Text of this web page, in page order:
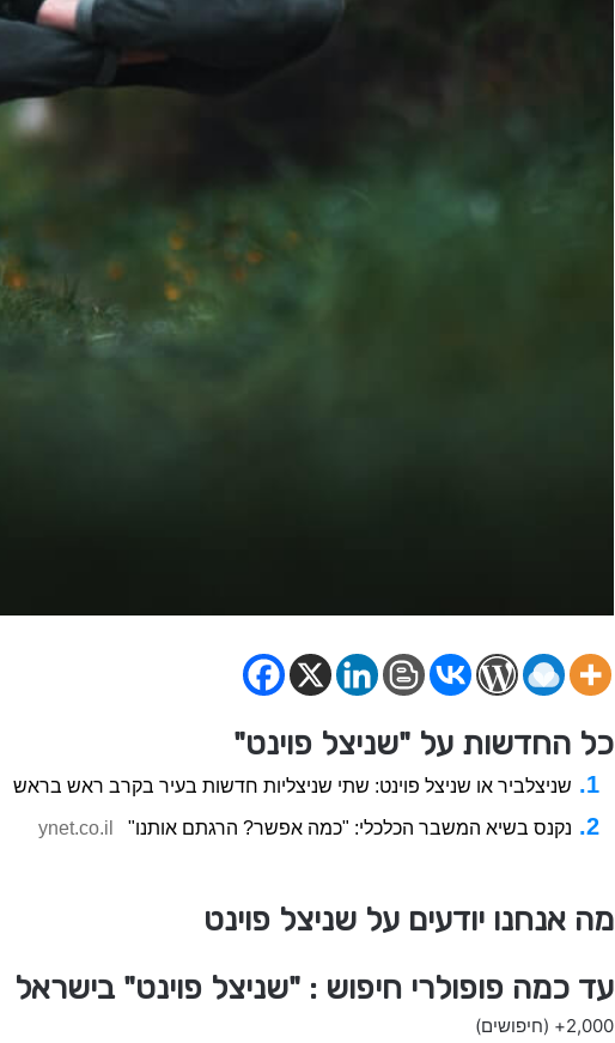
כל החדשות על "שניצל פוינט"
שניצלביר או שניצל פוינט: שתי שניצליות חדשות בעיר בקרב ראש בראש
נקנס בשיא המשבר הכלכלי: "כמה אפשר? הרגתם אותנו" ynet.co.il
מה אנחנו יודעים על שניצל פוינט
עד כמה פופולרי חיפוש : "שניצל פוינט" בישראל
2,000+ (חיפושים)